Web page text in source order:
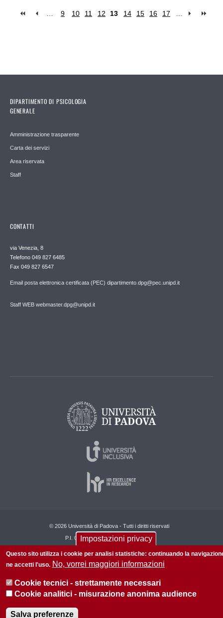
9 10 11 12 13 14 15 16 17
DIPARTIMENTO DI PSICOLOGIA
GENERALE
Amministrazione trasparente
Carta dei servizi
Area riservata
Staff
CONTATTI
via Venezia, 8
Telefono 049 827 6485
Fax 049 827 6547
Email posta elettronica certificata (PEC) dipartimento.dpg@pec.unipd.it
Staff WEB webmaster.dpg@unipd.it
© 2026 Università di Padova - Tutti i diritti riservati
P.I. 00742430283 C.F. 80006480281
Informazioni su questo sito Privacy policy
Impostazioni privacy
Questo sito utilizza i cookie per analisi statistiche: continuando la
ne accetti l'uso. No, vorrei maggiori informazioni
Cookie tecnici - strettamente necessari
Cookie analitici - misurazione anonima audience
Salva preferenze